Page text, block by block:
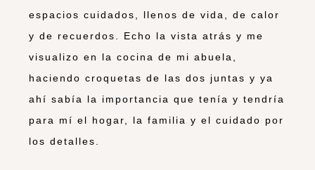
espacios cuidados, llenos de vida, de calor
y de recuerdos. Echo la vista atrás y me
visualizo en la cocina de mi abuela,
haciendo croquetas de las dos juntas y ya
ahí sabía la importancia que tenía y tendría
para mí el hogar, la familia y el cuidado por
los detalles.